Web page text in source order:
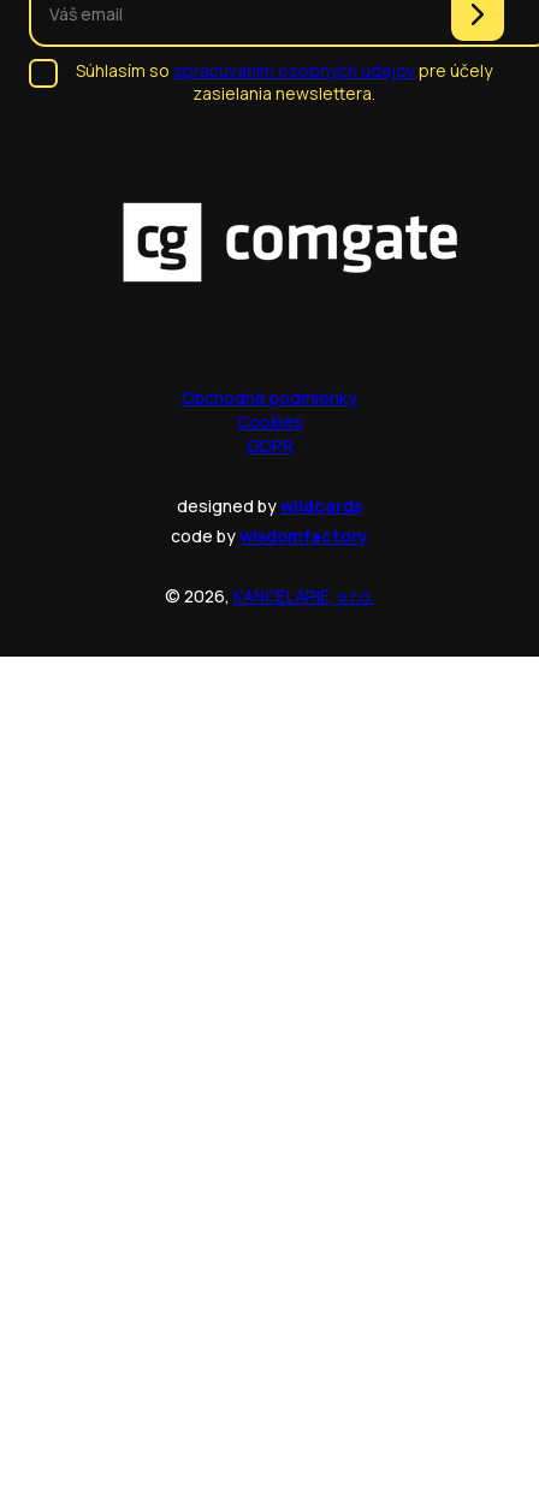
Súhlasím so spracúvaním osobných údajovpre účely
zasielania newslettera.
Obchodné podmienky
Cookies
GDPR
designed bywildcards
code bywisdomfactory
© 2026, KANCELARIE, s.r.o.